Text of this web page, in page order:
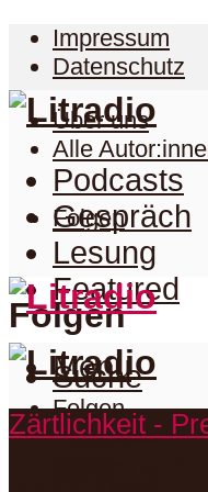
Impressum
Datenschutz
Über uns
Alle
Folgen
Folgen
Folgen
Facebook
Podcasts
Gespräch
Lesung
Featured
Menu
Suche
Podcasts
Zärtlichkeit -